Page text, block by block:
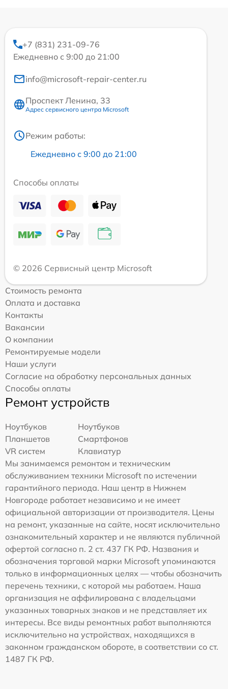
+7 (831) 231-09-76
Ежедневно с 9:00 до 21:00
info@microsoft-repair-center.ru
Проспект Ленина, 33
Адрес сервисного центра Microsoft
Режим работы:
Ежедневно с 9:00 до 21:00
Способы оплаты
© 2026 Сервисный центр Microsoft
Стоимость ремонта
Оплата и доставка
Контакты
Вакансии
О компании
Ремонтируемые модели
Наши услуги
Согласие на обработку персональных данных
Способы оплаты
Ремонт устройств
Ноутбуков
Ноутбуков
Планшетов
Смартфонов
VR систем
Клавиатур
Мы занимаемся ремонтом и техническим
обслуживанием техники Microsoft по истечении
гарантийного периода. Наш центр в Нижнем
Новгороде работает независимо и не имеет
официальной авторизации от производителя. Цены
на ремонт, указанные на сайте, носят исключительно
ознакомительный характер и не являются публичной
офертой согласно п. 2 ст. 437 ГК РФ. Названия и
обозначения торговой марки Microsoft упоминаются
только в информационных целях — чтобы обозначить
перечень техники, с которой мы работаем. Наша
организация не аффилирована с владельцами
указанных товарных знаков и не представляет их
интересы. Все виды ремонтных работ выполняются
исключительно на устройствах, находящихся в
законном гражданском обороте, в соответствии со ст.
1487 ГК РФ.